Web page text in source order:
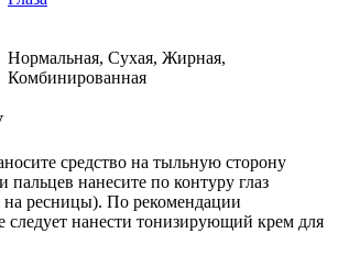
Нормальная, Сухая, Жирная,
Комбинированная
средство на тыльную сторону
пальцев нанесите по контуру глаз
на ресницы). По рекомендации
следует нанести тонизирующий крем для